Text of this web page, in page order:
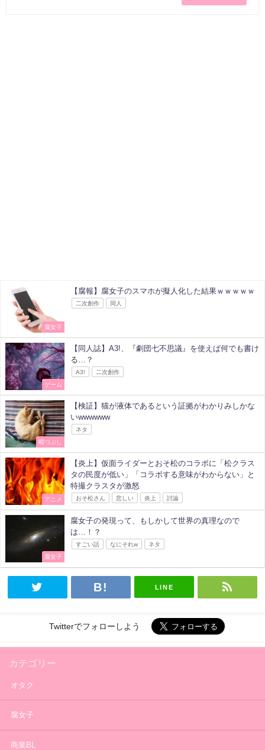
腐女子
【腐報】腐女子のスマホが擬人化した結果ｗｗｗｗｗ
二次創作 同人
ゲーム
【同人誌】A3!、『劇団七不思議』を使えば何でも書け
る…？
A3! 二次創作
暇つぶし
【検証】猫が液体であるという証拠がわかりみしかな
いwwwwww
ネタ
アニメ
【炎上】仮面ライダーとおそ松のコラボに「松クラス
タの民度が低い」「コラボする意味がわからない」と
特撮クラスタが激怒
おそ松さん 悲しい 炎上 討論
腐女子
腐女子の発現って、もしかして世界の真理なので
は…！？
すごい話 なにそれw ネタ
LINE
Twitterでフォローしよう
カテゴリー
オタク
腐女子
商業BL